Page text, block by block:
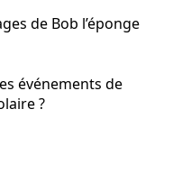
de Bob l’éponge
événements de
?